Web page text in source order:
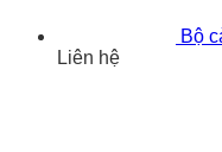
Bộ
Liên hệ